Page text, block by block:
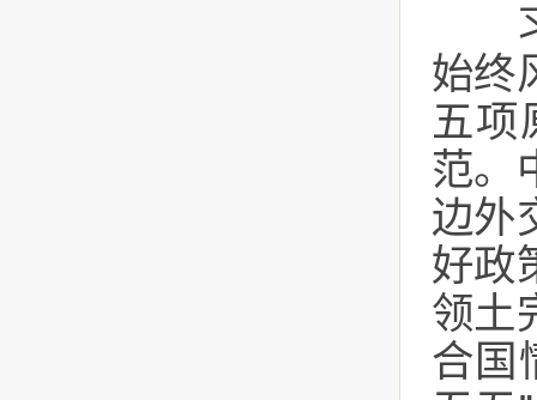
习
始终
五项
范。
边外
好政
领土
合国